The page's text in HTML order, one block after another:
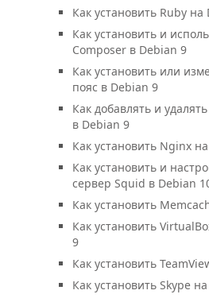
Как установить Ruby на
Как установить и
Composer в Debian 9
Как установить или
пояс в Debian 9
Как добавлять и
в Debian 9
Как установить Nginx
Как установить и
сервер Squid в Debian
Как установить
Как установить
9
Как установить
Как установить Skype